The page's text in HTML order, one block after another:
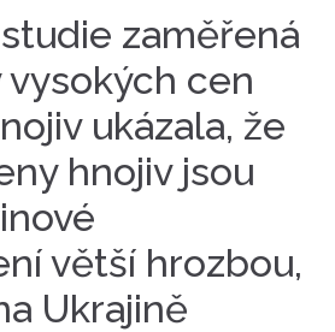
zaměřená
vysokých cen
ukázala, že
hnojiv jsou
větší hrozbou,
Ukrajině